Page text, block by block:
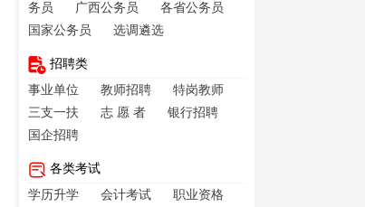
务员
广西公务员
各省公务员
国家公务员
选调遴选
招聘类
事业单位
教师招聘
特岗教师
三支一扶
志 愿 者
银行招聘
国企招聘
各类考试
学历升学
会计考试
职业资格